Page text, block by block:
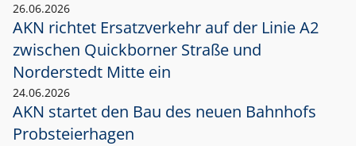
26.06.2026
AKN richtet Ersatzverkehr auf der Linie A2
zwischen Quickborner Straße und
Norderstedt Mitte ein
24.06.2026
AKN startet den Bau des neuen Bahnhofs
Probsteierhagen